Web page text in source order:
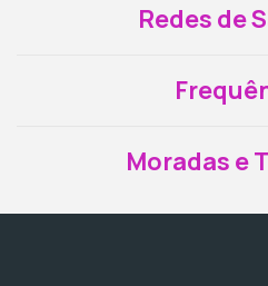
Redes de
Moradas e